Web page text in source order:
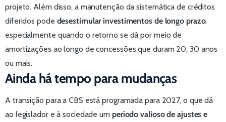
projeto. Além disso, a manutenção da sistemática de créditos
diferidos pode desestimular investimentos de longo prazo,
especialmente quando o retorno se dá por meio de
amortizações ao longo de concessões que duram 20, 30 anos
ou mais.
Ainda há tempo para mudanças
A transição para a CBS está programada para 2027, o que dá
ao legislador e à sociedade um período valioso de ajustes e